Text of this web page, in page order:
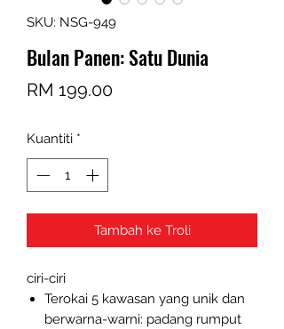
SKU: NSG-949
Bulan Panen: Satu Dunia
RM 199.00Harga
Kuantiti *
Tambah ke Troli
ciri-ciri
Terokai 5 kawasan yang unik dan
berwarna-warni: padang rumput